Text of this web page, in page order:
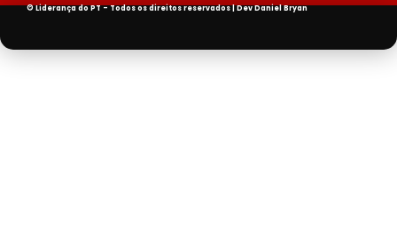
© Liderança do PT - Todos os direitos reservados | DevDaniel Bryan